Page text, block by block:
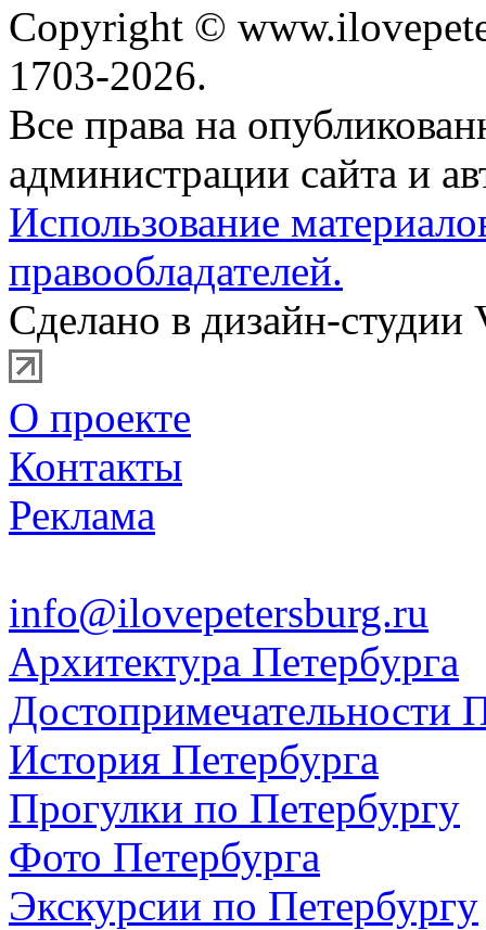
Copyright ©
1703-2026.
Все права на
администрации сайта и
Использование
правообладателей.
Сделано в дизайн-студии
О проекте
Контакты
Реклама
info@ilovepetersburg.ru
Архитектура Петербурга
Достопримечательности
История Петербурга
Прогулки по Петербургу
Фото Петербурга
Экскурсии по Петербургу